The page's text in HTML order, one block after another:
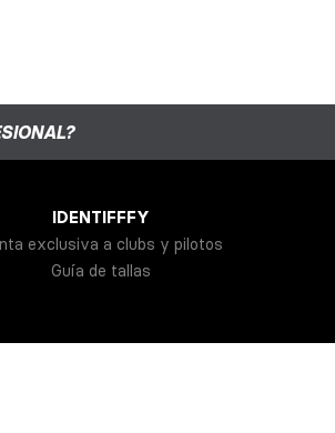
IDENTIFFFY
exclusiva a clubs y pilotos
Guía de tallas